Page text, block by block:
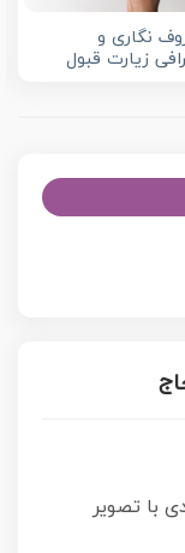
نگاری و
زیارت قبول
با تصویر